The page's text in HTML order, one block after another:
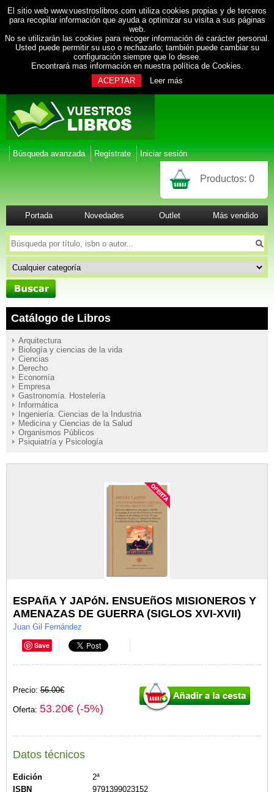
El sitio web www.vuestroslibros.com utiliza cookies propias y de terceros
para recopilar información que ayuda a optimizar su visita a sus páginas
web.
No se utilizarán las cookies para recoger información de carácter personal.
Usted puede permitir su uso o rechazarlo; también puede cambiar su
configuración siempre que lo desee.
Encontrará mas información en nuestra política de Cookies.
ACEPTAR
Leer más
Búsqueda avanzada Regístrate Iniciar sesión
Productos: 0
Portada Novedades Outlet Más vendido
Catálogo de Libros
Arquitectura
Biología y ciencias de la vida
Ciencias
Derecho
Economía
Empresa
Gastronomía. Hostelería
Informática
Ingeniería. Ciencias de la Industria
Medicina y Ciencias de la Salud
Organismos Públicos
Psiquiatría y Psicología
ESPAñA Y JAPóN. ENSUEñOS MISIONEROS Y
AMENAZAS DE GUERRA (SIGLOS XVI-XVII)
Juan Gil Fernández
Save
Precio: 56.00€
Oferta: 53.20€ (-5%)
Datos técnicos
Edición
2ª
ISBN
9791399023152